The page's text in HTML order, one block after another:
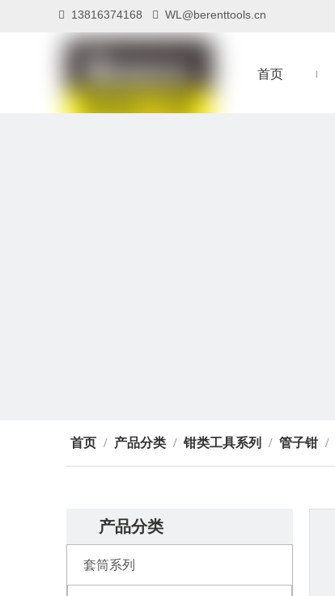
 13816374168  WL@berenttools.cn
首页
首页 / 产品分类 / 钳类工具系列 / 管子钳 /
产品分类
套筒系列